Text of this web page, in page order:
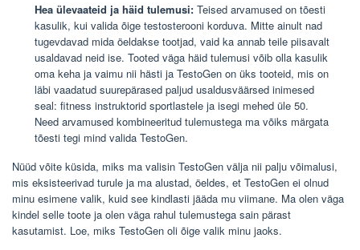
Hea ülevaateid ja häid tulemusi: Teised arvamused on tõesti
kasulik, kui valida õige testosterooni korduva. Mitte ainult nad
tugevdavad mida öeldakse tootjad, vaid ka annab teile piisavalt
usaldavad neid ise. Tooted väga häid tulemusi võib olla kasulik
oma keha ja vaimu nii hästi ja TestoGen on üks tooteid, mis on
läbi vaadatud suurepärased paljud usaldusväärsed inimesed
seal: fitness instruktorid sportlastele ja isegi mehed üle 50.
Need arvamused kombineeritud tulemustega ma võiks märgata
tõesti tegi mind valida TestoGen.
Nüüd võite küsida, miks ma valisin TestoGen välja nii palju võimalusi,
mis eksisteerivad turule ja ma alustad, öeldes, et TestoGen ei olnud
minu esimene valik, kuid see kindlasti jääda mu viimane. Ma olen väga
kindel selle toote ja olen väga rahul tulemustega sain pärast
kasutamist. Loe, miks TestoGen oli õige valik minu jaoks.